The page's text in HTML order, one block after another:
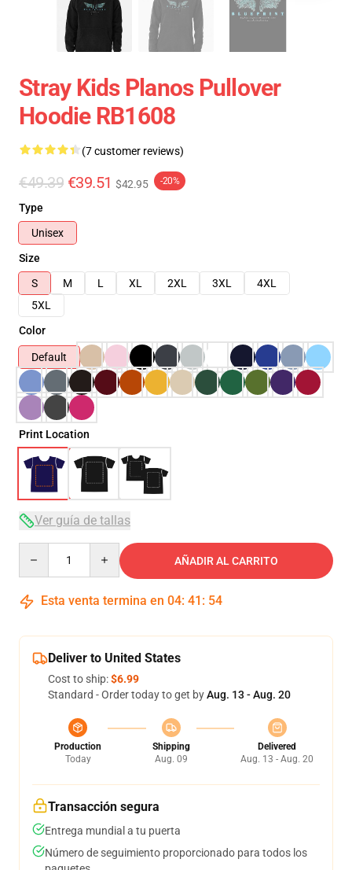
Stray Kids Planos Pullover
Hoodie RB1608
(7 customer reviews)
€49.39 €39.51 $42.95 -20%
Type
Unisex
Size
S
M L XL 2XL 3XL
4XL
5XL
Color
Default
Print Location
Ver guía de tallas
AÑADIR AL CARRITO
Esta venta termina en 04: 41 : 54
Deliver to United States
Cost to ship:$6.99
Standard - Order today to get byAug. 13 - Aug. 20
Production
Today
Shipping
Aug. 09
Delivered
Aug. 13 - Aug. 20
Transacción segura
Entrega mundial a tu puerta
Número de seguimiento proporcionado para todos los